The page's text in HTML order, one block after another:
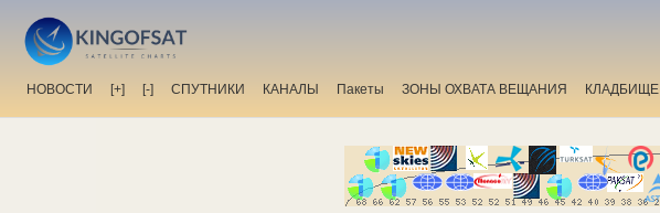
НОВОСТИ [+] [-] СПУТНИКИ КАНАЛЫ Пакеты ЗОНЫ ОХВАТА ВЕЩАНИЯ КЛАДБИЩЕ